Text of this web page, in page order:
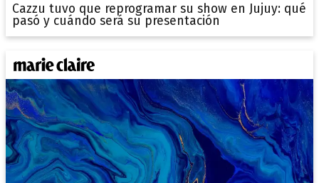
Cazzu tuvo que reprogramar su show en Jujuy: qué
pasó y cuándo será su presentación